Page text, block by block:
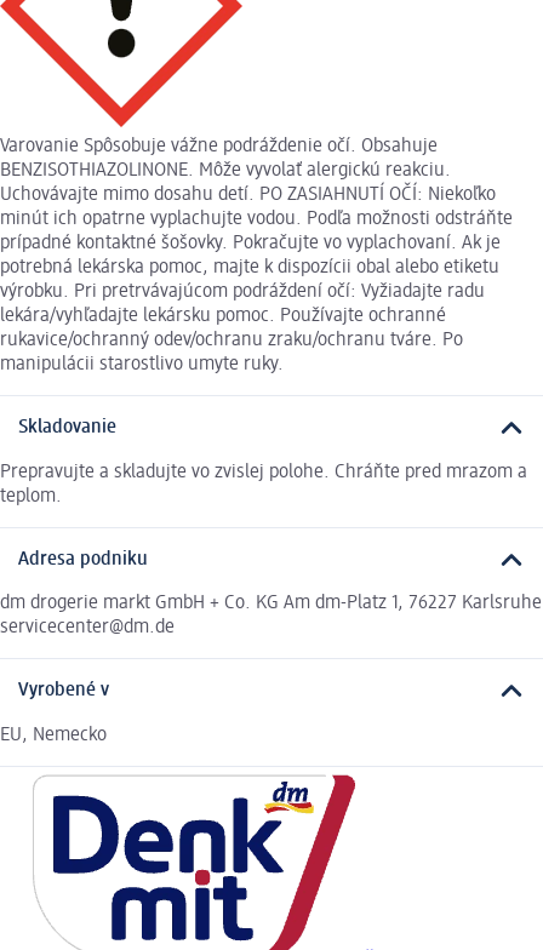
Varovanie Spôsobuje vážne podráždenie očí. Obsahuje
BENZISOTHIAZOLINONE. Môže vyvolať alergickú reakciu.
Uchovávajte mimo dosahu detí. PO ZASIAHNUTÍ OČÍ: Niekoľko
minút ich opatrne vyplachujte vodou. Podľa možnosti odstráňte
prípadné kontaktné šošovky. Pokračujte vo vyplachovaní. Ak je
potrebná lekárska pomoc, majte k dispozícii obal alebo etiketu
výrobku. Pri pretrvávajúcom podráždení očí: Vyžiadajte radu
lekára/vyhľadajte lekársku pomoc. Používajte ochranné
rukavice/ochranný odev/ochranu zraku/ochranu tváre. Po
manipulácii starostlivo umyte ruky.
Skladovanie
Prepravujte a skladujte vo zvislej polohe. Chráňte pred mrazom a
teplom.
Adresa podniku
dm drogerie markt GmbH + Co. KG Am dm-Platz 1, 76227 Karlsruhe
servicecenter@dm.de
Vyrobené v
EU, Nemecko